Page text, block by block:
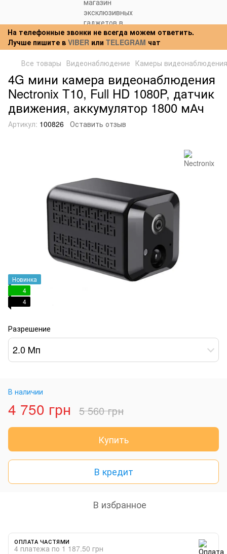
На телефонные звонки не всегда можем ответить.
Лучше пишите в VIBER или TELEGRAM чат
Все товары Видеонаблюдение Камеры видеонаблюдения
4G мини камера видеонаблюдения
Nectronix T10, Full HD 1080P, датчик
движения, аккумулятор 1800 мАч
Артикул: 100826 Оставить отзыв
Новинка
4
4
Разрешение
2.0 Мп
В наличии
4 750 грн 5 560 грн
Купить
В кредит
В избранное
ОПЛАТА ЧАСТЯМИ
4 платежа по 1 187.50 грн